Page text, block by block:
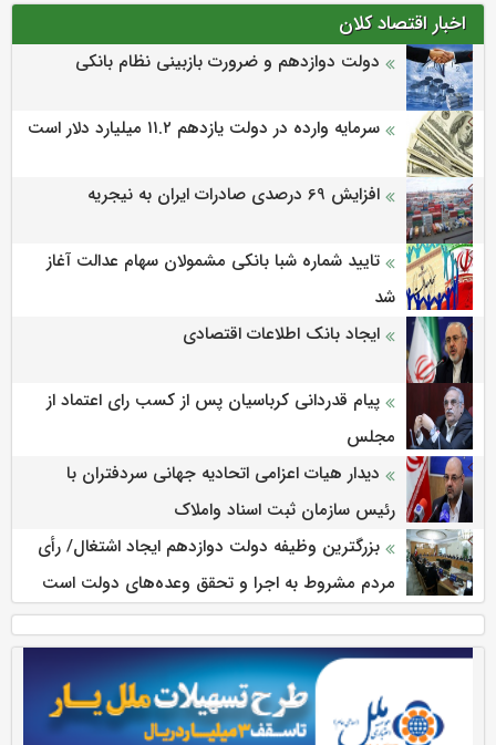
اخبار اقتصاد کلان
دولت دوازدهم و ضرورت بازبینی نظام بانکی
سرمایه وارده در دولت یازدهم ۱۱.۲ میلیارد دلار است
افزایش 69 درصدی صادرات ایران به نیجریه
تایید شماره شبا بانکی مشمولان سهام عدالت آغاز
شد
ایجاد بانک اطلاعات اقتصادی
پیام قدردانی کرباسیان پس از کسب رای اعتماد از
مجلس
دیدار هیات اعزامی اتحادیه جهانی سردفتران با
رئیس سازمان ثبت اسناد واملاک
بزرگترین وظیفه دولت دوازدهم ایجاد اشتغال/ رأی
مردم مشروط به اجرا و تحقق وعده‌های دولت است